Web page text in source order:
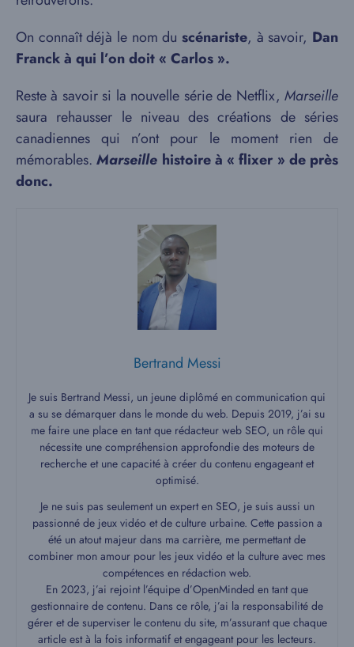
On connaît déjà le nom du scénariste, à savoir, Dan
Franck à qui l’on doit « Carlos ».
Reste à savoir si la nouvelle série de Netflix, Marseille
saura rehausser le niveau des créations de séries
canadiennes qui n’ont pour le moment rien de
mémorables. Marseille histoire à « flixer » de près
donc.
Bertrand Messi
Je suis Bertrand Messi, un jeune diplômé en communication qui
a su se démarquer dans le monde du web. Depuis 2019, j’ai su
me faire une place en tant que rédacteur web SEO, un rôle qui
nécessite une compréhension approfondie des moteurs de
recherche et une capacité à créer du contenu engageant et
optimisé.
Je ne suis pas seulement un expert en SEO, je suis aussi un
passionné de jeux vidéo et de culture urbaine. Cette passion a
été un atout majeur dans ma carrière, me permettant de
combiner mon amour pour les jeux vidéo et la culture avec mes
compétences en rédaction web.
En 2023, j’ai rejoint l’équipe d’OpenMinded en tant que
gestionnaire de contenu. Dans ce rôle, j’ai la responsabilité de
gérer et de superviser le contenu du site, m’assurant que chaque
article est à la fois informatif et engageant pour les lecteurs.